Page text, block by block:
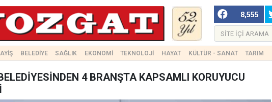
8,555
BELEDİYE SAĞLIK EKONOMİ TEKNOLOJİ HAYAT KÜLTÜR - SANAT TARIM
4 BRANŞTA KAPSAMLI KORUYUCU